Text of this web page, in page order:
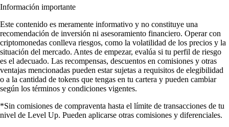
Información importante
Este contenido es meramente informativo y no constituye una
recomendación de inversión ni asesoramiento financiero. Operar con
criptomonedas conlleva riesgos, como la volatilidad de los precios y la
situación del mercado. Antes de empezar, evalúa si tu perfil de riesgo
es el adecuado. Las recompensas, descuentos en comisiones y otras
ventajas mencionadas pueden estar sujetas a requisitos de elegibilidad
o a la cantidad de tokens que tengas en tu cartera y pueden cambiar
según los términos y condiciones vigentes.
*Sin comisiones de compraventa hasta el límite de transacciones de tu
nivel de Level Up. Pueden aplicarse otras comisiones y diferenciales.